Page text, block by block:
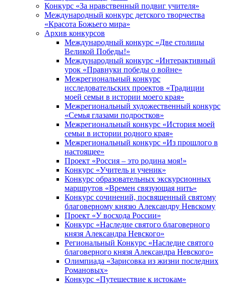
Конкурс «За нравственный подвиг учителя»
Международный конкурс детского творчества
«Красота Божьего мира»
Архив конкурсов
Международный конкурс «Две столицы
Великой Победы!»
Международный конкурс «Интерактивный
урок «Правнуки победы о войне»
Межрегиональный конкурс
исследовательских проектов «Традиции
моей семьи в истории моего края»
Межрегиональный художественный конкурс
«Семья глазами подростков»
Межрегиональный конкурс «История моей
семьи в истории родного края»
Межрегиональный конкурс «Из прошлого в
настоящее»
Проект «Россия – это родина моя!»
Конкурс «Учитель и ученик»
Конкурс образовательных экскурсионных
маршрутов «Времен связующая нить»
Конкурс сочинений, посвященный святому
благоверному князю Александру Невскому
Проект «У восхода России»
Конкурс «Наследие святого благоверного
князя Александра Невского»
Региональный Конкурс «Наследие святого
благоверного князя Александра Невского»
Олимпиада «Зарисовка из жизни последних
Романовых»
Конкурс «Путешествие к истокам»